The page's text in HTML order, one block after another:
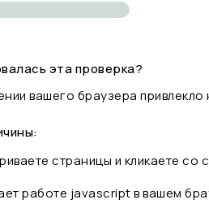
эта проверка?
вашего браузера
страницы и кликаете
работе javascript в вашем